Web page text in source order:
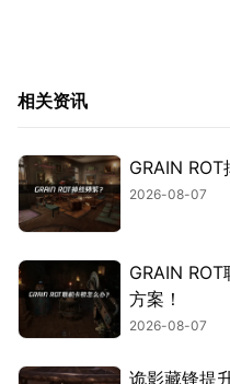
相关资讯
GRAIN ROT
2026-08-07
GRAIN
方案！
2026-08-07
诡影藏锋提